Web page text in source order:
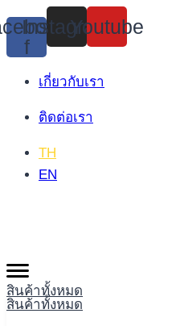
Skip
to
content
f
Instagram
Youtube
เกี่ยวกับเรา
ติดต่อเรา
TH
EN
สินค้าทั้งหมด
สินค้าทั้งหมด